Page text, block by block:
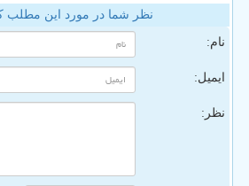
نظر شما در مورد این مطلب
نام:
ایمیل:
نظر: